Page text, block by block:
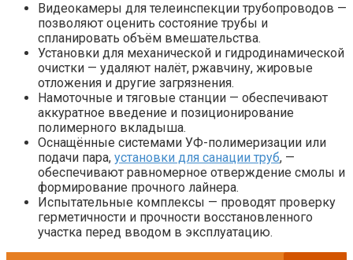
Видеокамеры для телеинспекции трубопроводов —
позволяют оценить состояние трубы и
спланировать объём вмешательства.
Установки для механической и гидродинамической
очистки — удаляют налёт, ржавчину, жировые
отложения и другие загрязнения.
Намоточные и тяговые станции — обеспечивают
аккуратное введение и позиционирование
полимерного вкладыша.
Оснащённые системами УФ-полимеризации или
подачи пара, установки для санации труб, —
обеспечивают равномерное отверждение смолы и
формирование прочного лайнера.
Испытательные комплексы — проводят проверку
герметичности и прочности восстановленного
участка перед вводом в эксплуатацию.